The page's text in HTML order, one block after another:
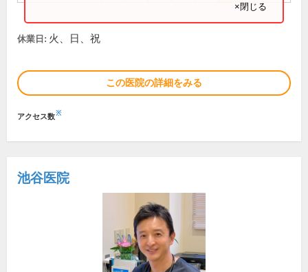
×閉じる
休業日: 火、日、祝
この医院の詳細をみる
アクセス数※
池谷医院